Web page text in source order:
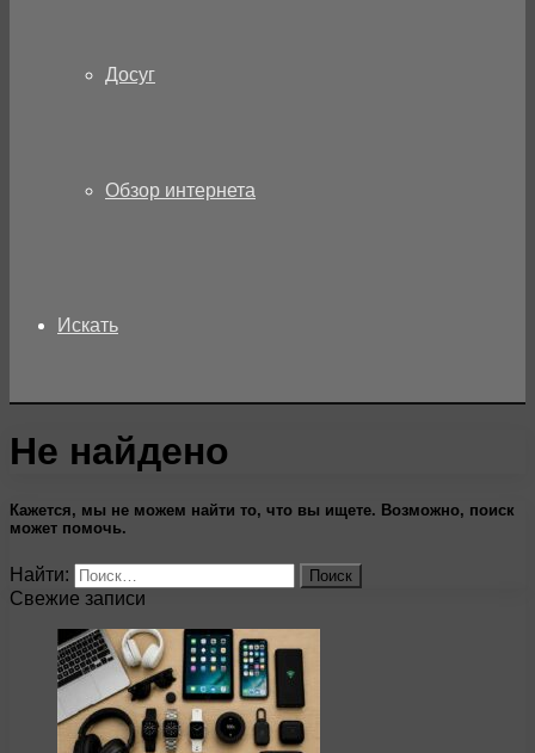
Досуг
Обзор интернета
Искать
Не найдено
Кажется, мы не можем найти то, что вы ищете. Возможно, поиск
может помочь.
Найти:
Свежие записи